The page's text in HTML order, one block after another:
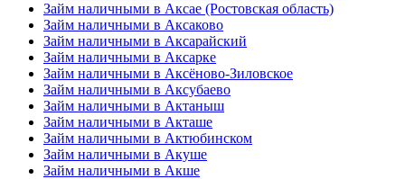
Займ наличными в Аксае (Ростовская область)
Займ наличными в Аксаково
Займ наличными в Аксарайский
Займ наличными в Аксарке
Займ наличными в Аксёново-Зиловское
Займ наличными в Аксубаево
Займ наличными в Актаныш
Займ наличными в Акташе
Займ наличными в Актюбинском
Займ наличными в Акуше
Займ наличными в Акше